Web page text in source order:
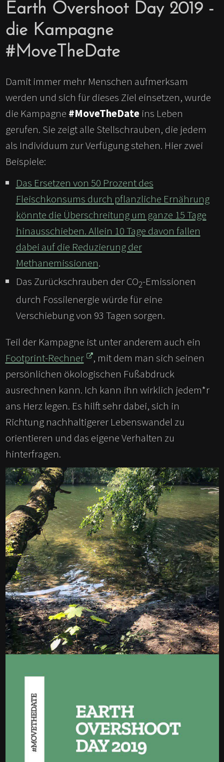
Earth Overshoot Day 2019 -
die Kampagne
#MoveTheDate
Damit immer mehr Menschen aufmerksam
werden und sich für dieses Ziel einsetzen, wurde
die Kampagne #MoveTheDateins Leben
gerufen. Sie zeigt alle Stellschrauben, die jedem
als Individuum zur Verfügung stehen. Hier zwei
Beispiele:
Das Ersetzen von 50 Prozent des
Fleischkonsums durch pflanzliche Ernährung
könnte die Überschreitung um ganze 15 Tage
hinausschieben. Allein 10 Tage davon fallen
dabei auf die Reduzierung der
Methanemissionen.
Das Zurückschrauben der CO2-Emissionen
durch Fossilenergie würde für eine
Verschiebung von 93 Tagen sorgen.
Teil der Kampagne ist unter anderem auch ein
Footprint-Rechner
, mit dem man sich seinen
persönlichen ökologischen Fußabdruck
ausrechnen kann. Ich kann ihn wirklich jedem*r
ans Herz legen. Es hilft sehr dabei, sich in
Richtung nachhaltigerer Lebenswandel zu
orientieren und das eigene Verhalten zu
hinterfragen.